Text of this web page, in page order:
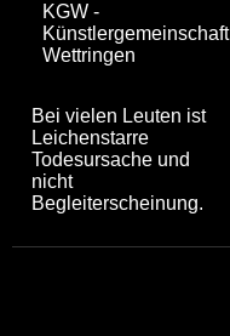
KGW -
Künstlergemeinschaft
Wettringen
Bei vielen Leuten ist
Leichenstarre
Todesursache und
nicht
Begleiterscheinung.